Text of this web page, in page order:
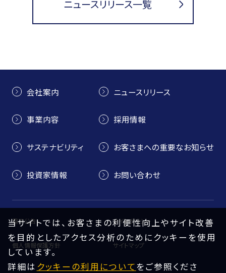
ニュースリリース一覧
会社案内
事業内容
サステナビリティ
投資家情報
ニュースリリース
採用情報
お客さまへの重要なお知らせ
お問い合わせ
電子公告 サイトポリシー
個人情報保護方針 サイトマップ
当サイトでは、お客さまの利便性向上やサイト改善
を目的としたアクセス分析のためにクッキーを使用
しています。
詳細は クッキーの利用についてをご参照くださ